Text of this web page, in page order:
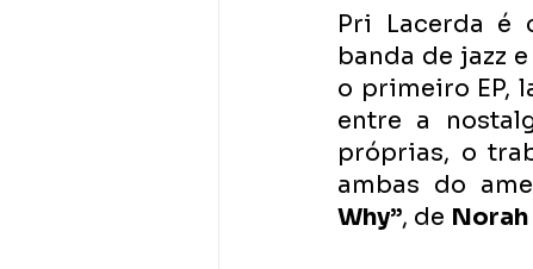
Pri Lacerda é
banda de jazz
o primeiro EP,
entre a
próprias, o
ambas do
Why”, de